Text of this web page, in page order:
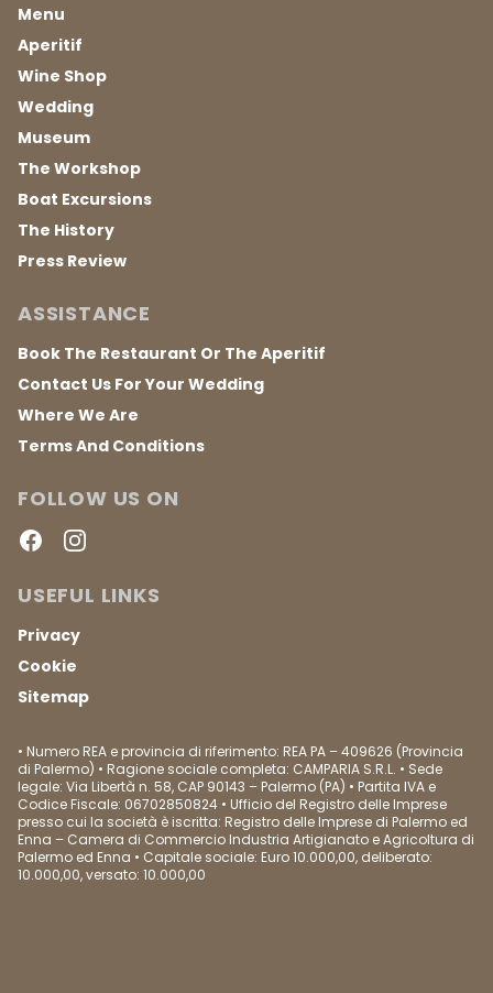
Menu
Aperitif
Wine Shop
Wedding
Museum
The Workshop
Boat Excursions
The History
Press Review
ASSISTANCE
Book The Restaurant Or The Aperitif
Contact Us For Your Wedding
Where We Are
Terms And Conditions
FOLLOW US ON
FacebookInstagram
USEFUL LINKS
Privacy
Cookie
Sitemap
• Numero REA e provincia di riferimento: REA PA – 409626 (Provincia
di Palermo) • Ragione sociale completa: CAMPARIA S.R.L. • Sede
legale: Via Libertà n. 58, CAP 90143 – Palermo (PA) • Partita IVA e
Codice Fiscale: 06702850824 • Ufficio del Registro delle Imprese
presso cui la società è iscritta: Registro delle Imprese di Palermo ed
Enna – Camera di Commercio Industria Artigianato e Agricoltura di
Palermo ed Enna • Capitale sociale: Euro 10.000,00, deliberato:
10.000,00, versato: 10.000,00